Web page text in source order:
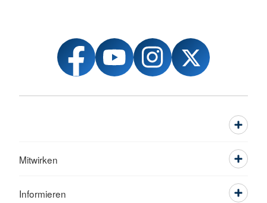
Mitwirken
Informieren